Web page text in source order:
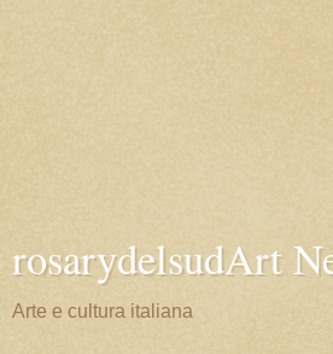
rosarydelsudArt
Arte e cultura italiana